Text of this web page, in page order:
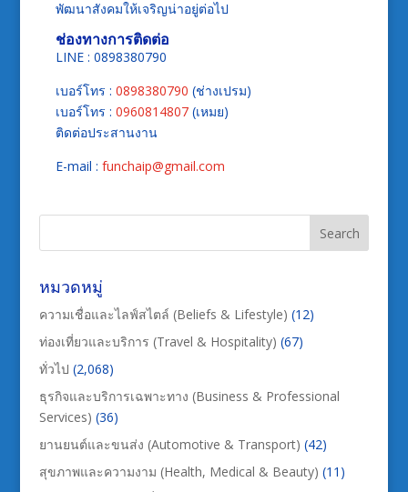
พัฒนาสังคมให้เจริญน่าอยู่ต่อไป
ช่องทางการติดต่อ
LINE : 0898380790
เบอร์โทร : 0898380790 (ช่างเปรม)
เบอร์โทร : 0960814807(เหมย)
ติดต่อประสานงาน
E-mail : funchaip@gmail.com
หมวดหมู่
ความเชื่อและไลฟ์สไตล์ (Beliefs & Lifestyle) (12)
ท่องเที่ยวและบริการ (Travel & Hospitality) (67)
ทั่วไป (2,068)
ธุรกิจและบริการเฉพาะทาง (Business & Professional
Services) (36)
ยานยนต์และขนส่ง (Automotive & Transport) (42)
สุขภาพและความงาม (Health, Medical & Beauty) (11)